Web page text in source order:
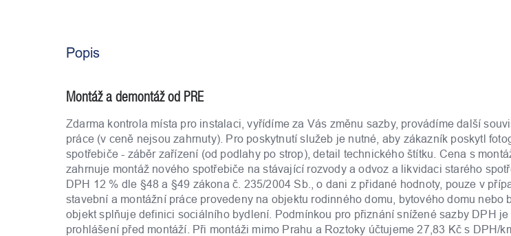
Popis
Montáž a demontáž od PRE
Zdarma kontrola místa pro instalaci, vyřídíme za Vás změnu sazby, provádíme další
práce (v ceně nejsou zahrnuty). Pro poskytnutí služeb je nutné, aby zákazník poskytl
spotřebiče - záběr zařízení (od podlahy po strop), detail technického štítku. Cena s
zahrnuje montáž nového spotřebiče na stávající rozvody a odvoz a likvidaci starého
DPH 12 % dle §48 a §49 zákona č. 235/2004 Sb., o dani z přidané hodnoty, pouze v
stavební a montážní práce provedeny na objektu rodinného domu, bytového domu nebo
objekt splňuje definici sociálního bydlení. Podmínkou pro přiznání snížené sazby DPH
prohlášení před montáží. Při montáži mimo Prahu a Roztoky účtujeme 27,83 Kč s DPH/